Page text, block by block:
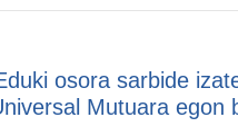
osora sarbide
Mutuara egon